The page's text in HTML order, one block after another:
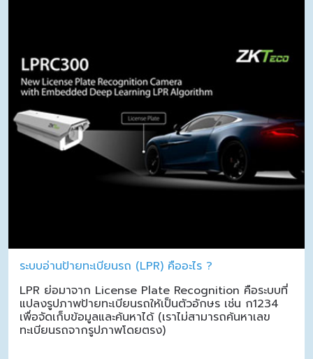
ระบบอ่านป้ายทะเบียนรถ (LPR) คืออะไร ?
LPR ย่อมาจาก License Plate Recognition คือระบบที่
แปลงรูปภาพป้ายทะเบียนรถให้เป็นตัวอักษร เช่น ก1234
เพื่อจัดเก็บข้อมูลและค้นหาได้ (เราไม่สามารถค้นหาเลข
ทะเบียนรถจากรูปภาพโดยตรง)